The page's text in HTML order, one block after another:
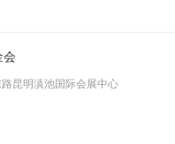
会
昆明滇池国际会展中心